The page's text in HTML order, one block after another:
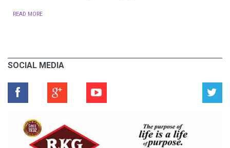
READ MORE
SOCIAL MEDIA